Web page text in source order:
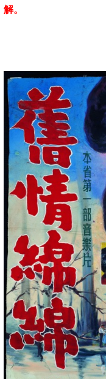
解。